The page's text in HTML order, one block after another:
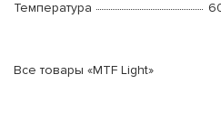
Температура
Все товары «MTF Light»